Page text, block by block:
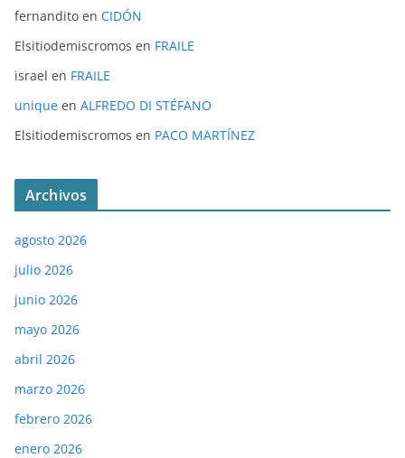
fernandito en CIDÓN
Elsitiodemiscromos en FRAILE
israel en FRAILE
unique en ALFREDO DI STÉFANO
Elsitiodemiscromos en PACO MARTÍNEZ
Archivos
agosto 2026
julio 2026
junio 2026
mayo 2026
abril 2026
marzo 2026
febrero 2026
enero 2026